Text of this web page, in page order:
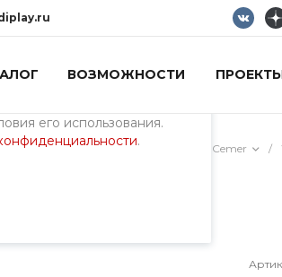
специалистами и
его использования.
.
ВОЗМОЖНОСТИ
/ Оборудование из дерева Cemer /